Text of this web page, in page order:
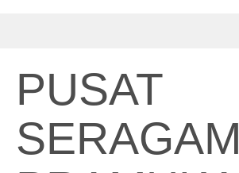
PUSAT
SERAGAM